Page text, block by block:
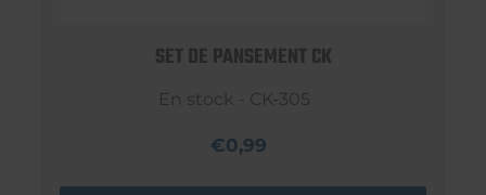
SET DE PANSEMENT CK
En stock - CK-305
€0,99